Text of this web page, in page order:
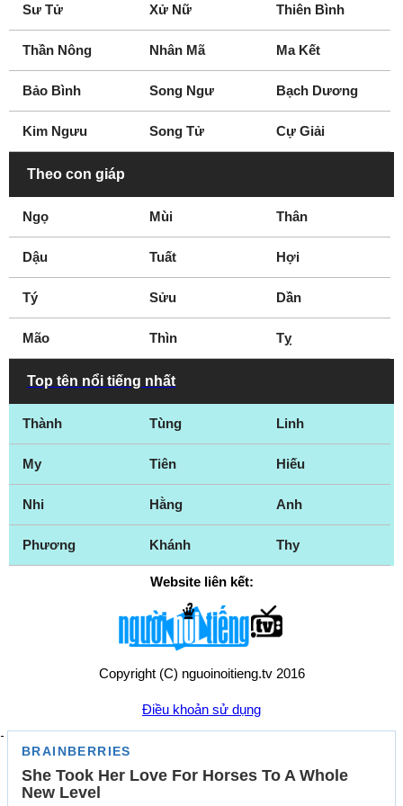
Seine-Saint-Denis
Toulon
Trappes
Troyes
Versailles
Zellwiller
Île-de-France
Sư Tử Xử Nữ Thiên Bình
Thần Nông Nhân Mã Ma Kết
Bảo Bình Song Ngư Bạch Dương
Kim Ngưu Song Tử Cự Giải
Theo con giáp
Ngọ Mùi Thân
Dậu Tuất Hợi
Tý Sửu Dần
Mão Thìn Tỵ
Top tên nổi tiếng nhất
Thành Tùng Linh
My Tiên Hiếu
Nhi Hằng Anh
Phương Khánh Thy
Website liên kết:
Copyright (C) nguoinoitieng.tv 2016
Điều khoản sử dụng